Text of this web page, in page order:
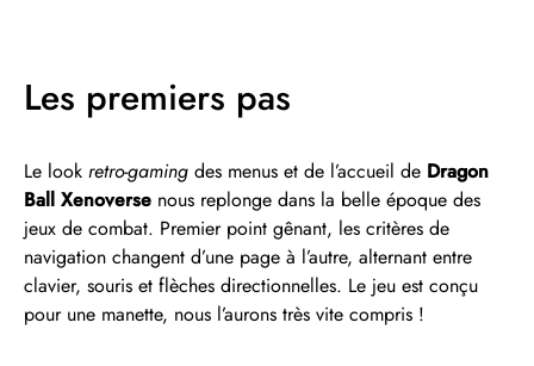
Les premiers pas
Le look retro-gaming des menus et de l’accueil de Dragon
Ball Xenoverse nous replonge dans la belle époque des
jeux de combat. Premier point gênant, les critères de
navigation changent d’une page à l’autre, alternant entre
clavier, souris et flèches directionnelles. Le jeu est conçu
pour une manette, nous l’aurons très vite compris !